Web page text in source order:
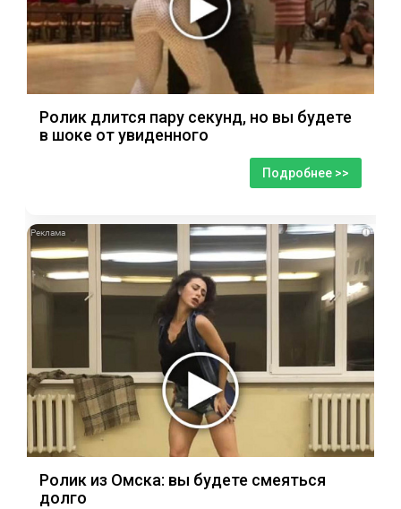
Ролик длится пару секунд, но вы будете
в шоке от увиденного
Подробнее >>
i
Ролик из Омска: вы будете смеяться
долго